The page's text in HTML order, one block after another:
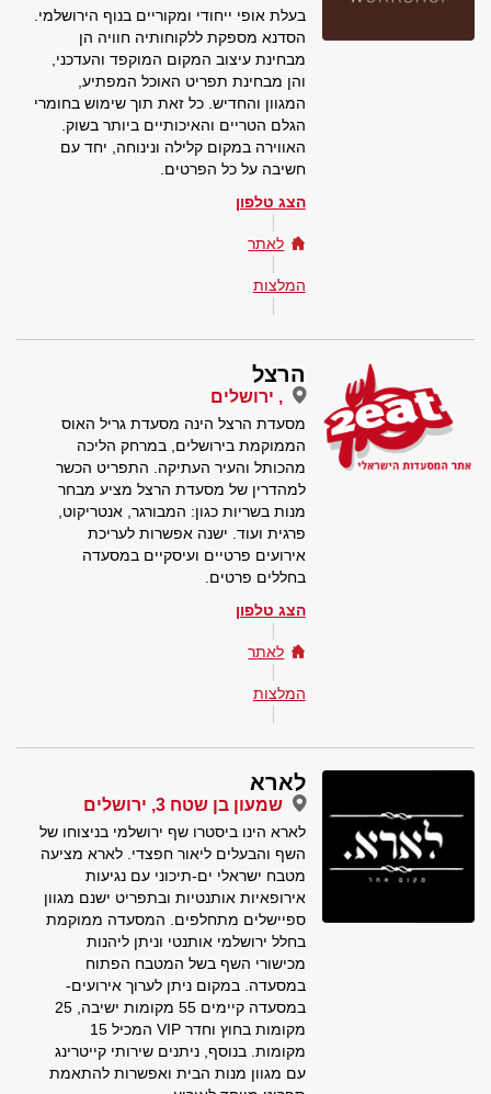
בעלת אופי ייחודי ומקוריים בנוף הירושלמי.
הסדנא מספקת ללקוחותיה חוויה הן
מבחינת עיצוב המקום המוקפד והעדכני,
והן מבחינת תפריט האוכל המפתיע,
המגוון והחדיש. כל זאת תוך שימוש בחומרי
הגלם הטריים והאיכותיים ביותר בשוק.
האווירה במקום קלילה ונינוחה, יחד עם
חשיבה על כל הפרטים.
הצג טלפון
לאתר
המלצות
הרצל
, ירושלים
מסעדת הרצל הינה מסעדת גריל האוס
הממוקמת בירושלים, במרחק הליכה
מהכותל והעיר העתיקה. התפריט הכשר
למהדרין של מסעדת הרצל מציע מבחר
מנות בשריות כגון: המבורגר, אנטריקוט,
פרגית ועוד. ישנה אפשרות לעריכת
אירועים פרטיים ועיסקיים במסעדה
בחללים פרטים.
הצג טלפון
לאתר
המלצות
לארא
שמעון בן שטח 3, ירושלים
לארא הינו ביסטרו שף ירושלמי בניצוחו של
השף והבעלים ליאור חפצדי. לארא מציעה
מטבח ישראלי ים-תיכוני עם נגיעות
אירופאיות אותנטיות ובתפריט ישנם מגוון
ספיישלים מתחלפים. המסעדה ממוקמת
בחלל ירושלמי אותנטי וניתן ליהנות
מכישורי השף בשל המטבח הפתוח
במסעדה. במקום ניתן לערוך אירועים-
במסעדה קיימים 55 מקומות ישיבה, 25
מקומות בחוץ וחדר VIP המכיל 15
מקומות. בנוסף, ניתנים שירותי קייטרינג
עם מגוון מנות הבית ואפשרות להתאמת